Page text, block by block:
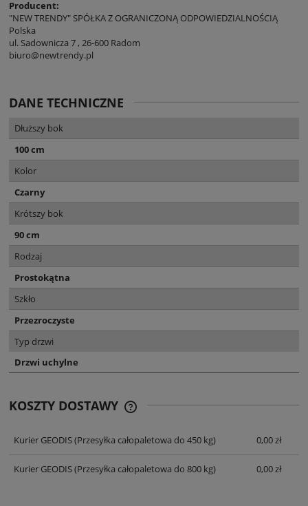
Producent:
"NEW TRENDY" SPÓŁKA Z OGRANICZONĄ ODPOWIEDZIALNOŚCIĄ
Polska
ul. Sadownicza 7 , 26-600 Radom
biuro@newtrendy.pl
DANE TECHNICZNE
Dłuższy bok
100 cm
Kolor
Czarny
Krótszy bok
90 cm
Rodzaj
Prostokątna
Szkło
Przezroczyste
Typ drzwi
Drzwi uchylne
KOSZTY DOSTAWY
Kurier GEODIS(Przesyłka całopaletowa do 450 kg) 0,00 zł
Kurier GEODIS(Przesyłka całopaletowa do 800 kg) 0,00 zł